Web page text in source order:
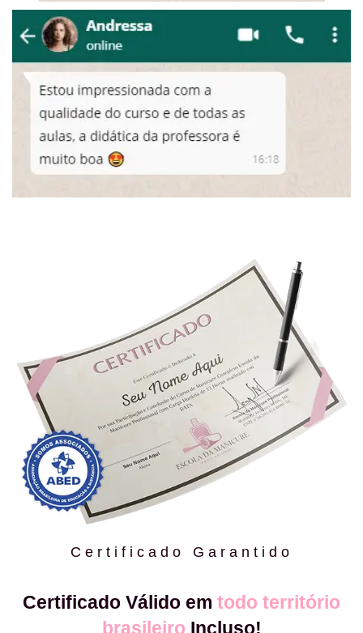
Certificado Garantido
Certificado Válido em todo território
brasileiro Incluso!